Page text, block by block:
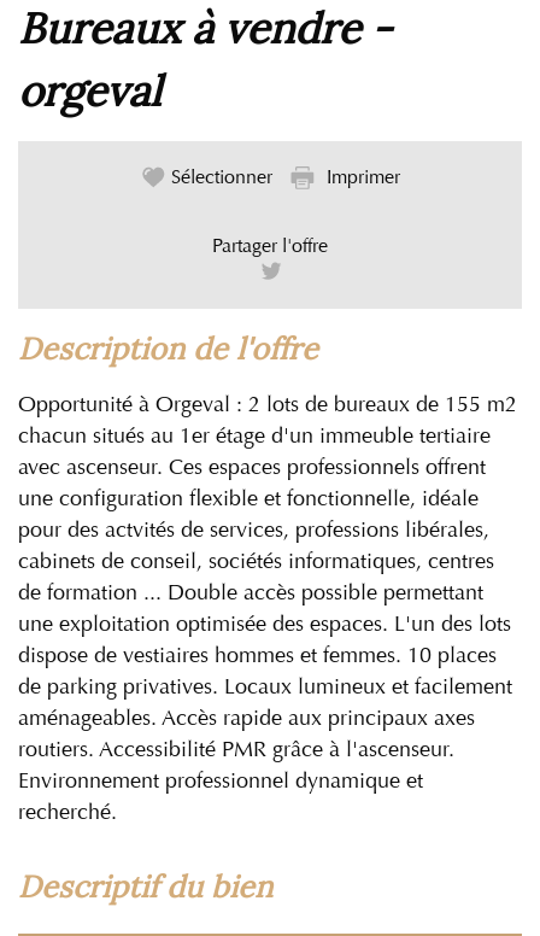
bureaux à vendre -
orgeval
Sélectionner Imprimer
Partager l'offre
description de l'offre
Opportunité à Orgeval : 2 lots de bureaux de 155 m2
chacun situés au 1er étage d'un immeuble tertiaire
avec ascenseur. Ces espaces professionnels offrent
une configuration flexible et fonctionnelle, idéale
pour des actvités de services, professions libérales,
cabinets de conseil, sociétés informatiques, centres
de formation ... Double accès possible permettant
une exploitation optimisée des espaces. L'un des lots
dispose de vestiaires hommes et femmes. 10 places
de parking privatives. Locaux lumineux et facilement
aménageables. Accès rapide aux principaux axes
routiers. Accessibilité PMR grâce à l'ascenseur.
Environnement professionnel dynamique et
recherché.
descriptif du bien